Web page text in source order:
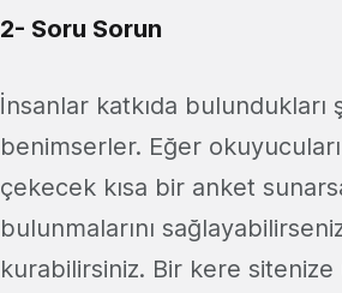
2- Soru Sorun
İnsanlar katkıda bulundukları
benimserler. Eğer
çekecek kısa bir anket
bulunmalarını
kurabilirsiniz. Bir kere